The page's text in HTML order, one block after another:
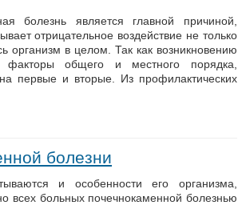
болезнь является главной причиной,
отрицательное воздействие не только
организм в целом. Так как возникновению
факторы общего и местного порядка,
первые и вторые. Из профилактических
болезни
и особенности его организма,
всех больных почечнокаменной болезнью